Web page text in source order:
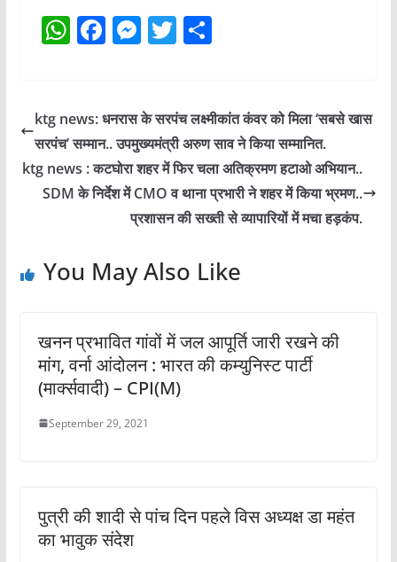
W
s
A
p
p
F
e
b
o
o
M
e
n
g
er
T
er
S
e
ktg news: धनरास के सरपंच लक्ष्मीकांत कंवर को मिला ‘सबसे खास
सरपंच’ सम्मान.. उपमुख्यमंत्री अरुण साव ने किया सम्मानित.
ktg news : कटघोरा शहर में फिर चला अतिक्रमण हटाओ अभियान..
SDM के निर्देश में CMO व थाना प्रभारी ने शहर में किया भ्रमण..
प्रशासन की सख्ती से व्यापारियों में मचा हड़कंप.
You May Also Like
खनन प्रभावित गांवों में जल आपूर्ति जारी रखने की
मांग, वर्ना आंदोलन : भारत की कम्युनिस्ट पार्टी
(मार्क्सवादी) – CPI(M)
September 29, 2021
पुत्री की शादी से पांच दिन पहले विस अध्यक्ष डा महंत
का भावुक संदेश